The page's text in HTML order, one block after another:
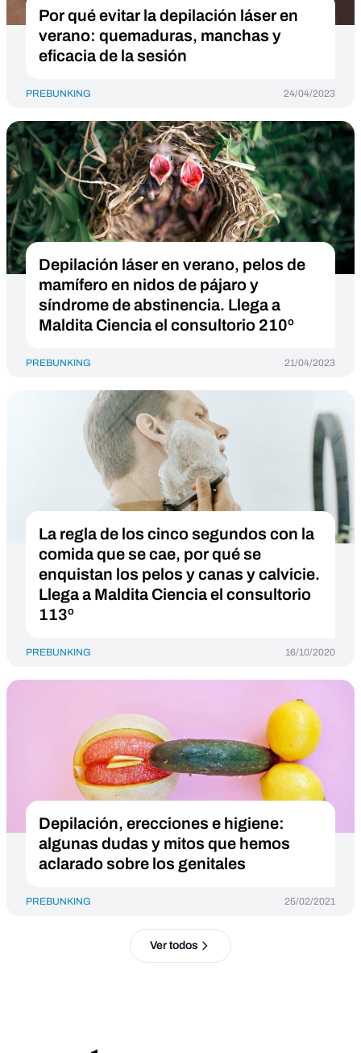
Por qué evitar la depilación láser en
verano: quemaduras, manchas y
eficacia de la sesión
PREBUNKING 24/04/2023
Depilación láser en verano, pelos de
mamífero en nidos de pájaro y
síndrome de abstinencia. Llega a
Maldita Ciencia el consultorio 210º
PREBUNKING 21/04/2023
La regla de los cinco segundos con la
comida que se cae, por qué se
enquistan los pelos y canas y calvicie.
Llega a Maldita Ciencia el consultorio
113º
PREBUNKING 16/10/2020
Depilación, erecciones e higiene:
algunas dudas y mitos que hemos
aclarado sobre los genitales
PREBUNKING 25/02/2021
Ver todos